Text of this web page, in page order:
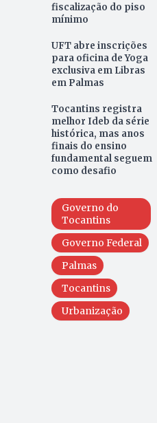
fiscalização do piso
mínimo
UFT abre inscrições
para oficina de Yoga
exclusiva em Libras
em Palmas
Tocantins registra
melhor Ideb da série
histórica, mas anos
finais do ensino
fundamental seguem
como desafio
Governo do
Tocantins
Governo Federal
Palmas
Tocantins
Urbanização